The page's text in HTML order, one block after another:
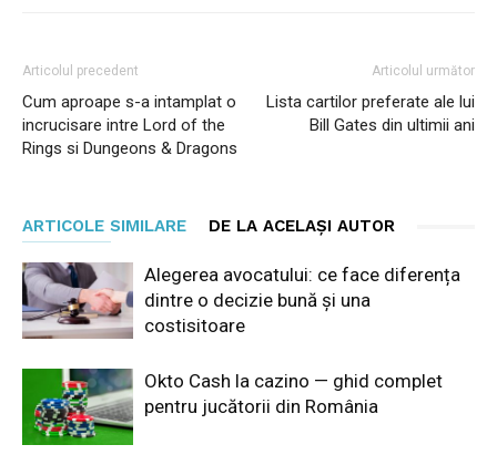
Articolul precedent
Cum aproape s-a intamplat o
incrucisare intre Lord of the
Rings si Dungeons & Dragons
Articolul următor
Lista cartilor preferate ale lui
Bill Gates din ultimii ani
ARTICOLE SIMILARE DE LA ACELAȘI AUTOR
Alegerea avocatului: ce face diferența
dintre o decizie bună și una
costisitoare
Okto Cash la cazino — ghid complet
pentru jucătorii din România